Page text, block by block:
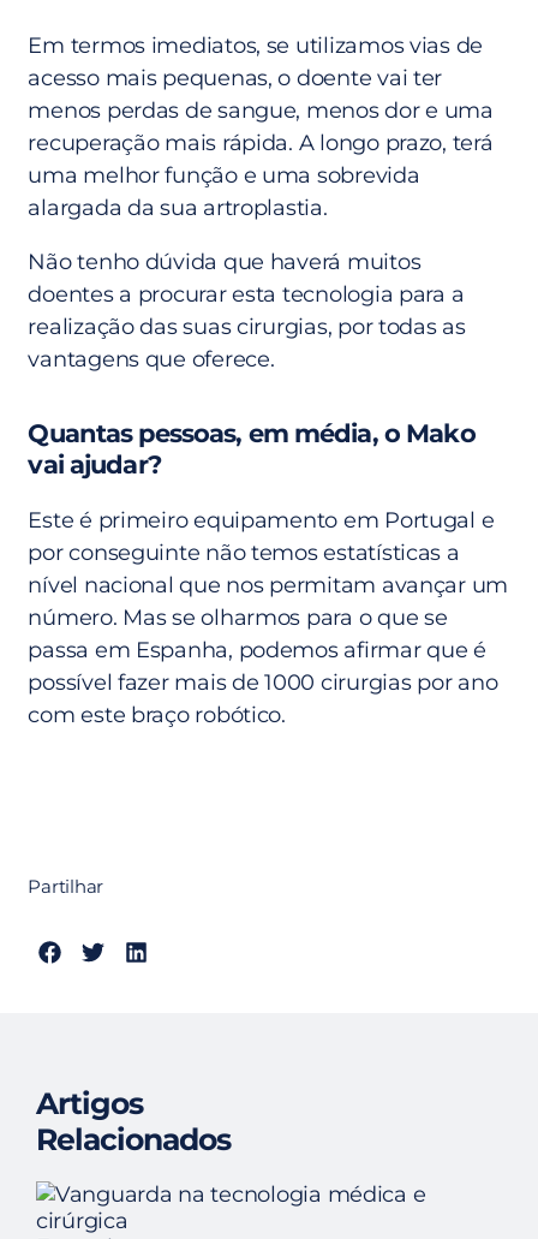
Em termos imediatos, se utilizamos vias de
acesso mais pequenas, o doente vai ter
menos perdas de sangue, menos dor e uma
recuperação mais rápida. A longo prazo, terá
uma melhor função e uma sobrevida
alargada da sua artroplastia.
Não tenho dúvida que haverá muitos
doentes a procurar esta tecnologia para a
realização das suas cirurgias, por todas as
vantagens que oferece.
Quantas pessoas, em média, o Mako
vai ajudar?
Este é primeiro equipamento em Portugal e
por conseguinte não temos estatísticas a
nível nacional que nos permitam avançar um
número. Mas se olharmos para o que se
passa em Espanha, podemos afirmar que é
possível fazer mais de 1000 cirurgias por ano
com este braço robótico.
Partilhar
Artigos
Relacionados